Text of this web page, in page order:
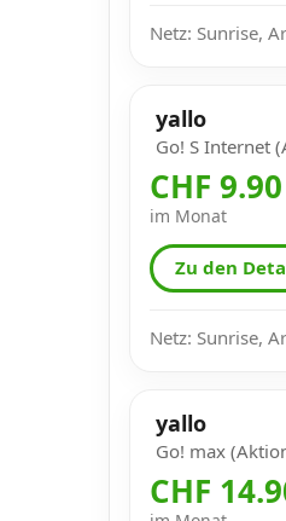
Netz: Sunrise,
yallo
Go! S Internet
CHF 9.90
im Monat
Zu den
Netz: Sunrise,
yallo
Go! max
CHF